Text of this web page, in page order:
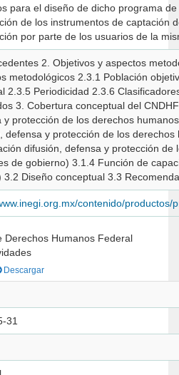
diseño de dicho programa de información. Como complemento, se describen
2020, ello con la finalidad de facilitar la comprensión y uso de la
por parte de los usuarios de la
2020 2.1 Objetivo general 2.2 Objetivos específicos 2.3
objetivo 2.3.2 Unidades de análisis 2.3.3 Cobertura geográfica 2.3.4 Referencia
conceptual del CNDHF 2020 3.1 Información gubernamental de la función de
y protección de los derechos
protección de los derechos humanos protección de los derechos humanos
defensa y protección de los derechos humanos
de gobierno) 3.1.4 Función de
contenido/
Descargar
31